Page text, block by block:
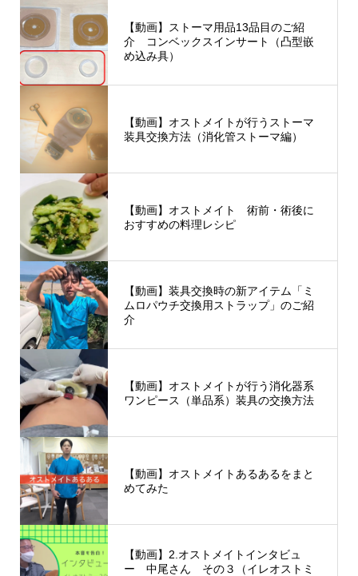
【動画】ストーマ用品13品目のご紹
介 コンベックスインサート（凸型嵌
め込み具）
【動画】オストメイトが行うストーマ
装具交換方法（消化管ストーマ編）
【動画】オストメイト 術前・術後に
おすすめの料理レシピ
【動画】装具交換時の新アイテム「ミ
ムロパウチ交換用ストラップ」のご紹
介
【動画】オストメイトが行う消化器系
ワンピース（単品系）装具の交換方法
【動画】オストメイトあるあるをまと
めてみた
【動画】2.オストメイトインタビュ
ー 中尾さん その３（イレオストミ